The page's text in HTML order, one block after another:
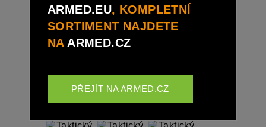
ARMED.EU, KOMPLETNÍ
SORTIMENT NAJDETE
NA ARMED.CZ
PŘEJÍT NA ARMED.CZ